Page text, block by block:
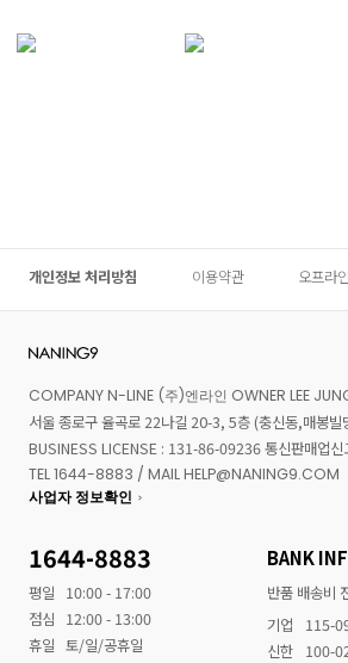
개인정보 처리방침 이용약관 오프라
COMPANY N-LINE (주)엔라인 OWNER LEE
서울 종로구 율곡로 22나길 20-3, 5층 (충신동,매봉빌
BUSINESS LICENSE : 131-86-09236 통신판매업
TEL 1644-8883 / MAIL HELP@NANING9.COM
사업자 정보확인
1644-8883
평일
10:00 - 17:00
점심
12:00 - 13:00
휴일 토/일/공휴일
BANK
반품 배송비
기업
115-
신한
100-